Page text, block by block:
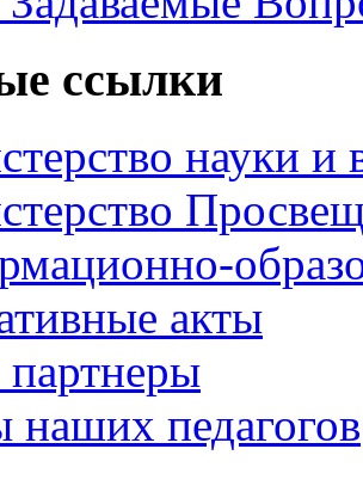
ссылки
науки и
акты
наших педагогов